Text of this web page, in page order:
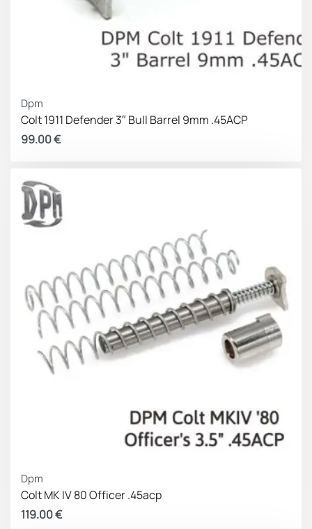
Dpm
Colt 1911 Defender 3″ Bull Barrel 9mm .45ACP
99.00€
Dpm
Colt MK IV 80 Officer .45acp
119.00€